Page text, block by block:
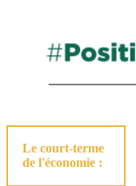
Le court-terme
de l'économie :